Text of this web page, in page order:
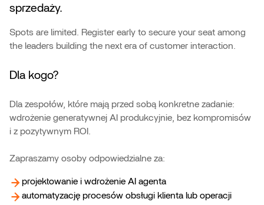
sprzedaży.
Spots are limited. Register early to secure your seat among
the leaders building the next era of customer interaction.
Dla kogo?
Dla zespołów, które mają przed sobą konkretne zadanie:
wdrożenie generatywnej AI produkcyjnie, bez kompromisów
i z pozytywnym ROI.
Zapraszamy osoby odpowiedzialne za:
projektowanie i wdrożenie AI agenta
automatyzację procesów obsługi klienta lub operacji